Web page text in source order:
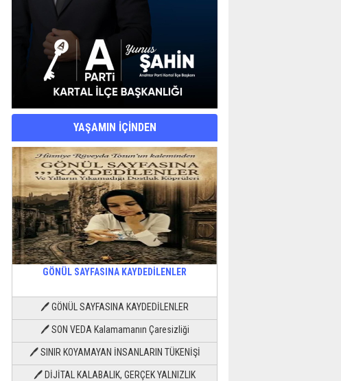
YAŞAMIN İÇİNDEN
GÖNÜL SAYFASINA KAYDEDİLENLER
🖊 GÖNÜL SAYFASINA KAYDEDİLENLER
🖊 SON VEDA Kalamamanın Çaresizliği
🖊 SINIR KOYAMAYAN İNSANLARIN TÜKENİŞİ
🖊 DİJİTAL KALABALIK, GERÇEK YALNIZLIK